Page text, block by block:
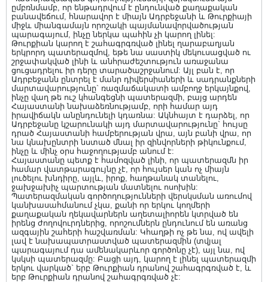
ըմբռնմամբ, որ ենթադրվում է ընդունված քաղաքական
բանավեճում, հնարավոր է միայն Ադրբեջանի և Թուրքիայի
միջև միանգամայն որոշակի պայմանավորվածության
պարագայում, ինչը ներկա պահին չի կարող լինել:
Թուրքիան կարող է շահագրգռված լինել ղարաբաղյան
երկրորդ պատերազմով, եթե նա սաստիկ մեկուսացված ու
շրջափակված լինի և անհրաժեշտություն առաջանա
ցուցադրելու իր դերը տարածաշրջանում: Այլ բան է, որ
Ադրբեջանն ընտրել է մանր դիվերսիաների և սադրանքների
մարտավարությունը` ռազմաճակատի ամբողջ երկայնքով,
ինչը վաղ թե ուշ կհանգեցնի պատերազմի, բայց արդեն
Հայաստանի նախաձեռնությամբ, որի համար այդ
իրավիճակն անընդունելի կդառնա: Ակնհայտ է դարձել, որ
Ադրբեջանը կշարունակի այդ մարտավարությունը` հույսը
դրած Հայաստանի համբերության վրա, այն բանի վրա, որ
նա կնախընտրի նստած մնալ իր զինվորների թիկունքում,
ինչը և մինչ օրս հաջողությամբ անում է:
Հայաստանը պետք է համոզված լինի, որ պատերազմն իր
համար վատթարագույնը չէ, որ հույսեր կան ոչ միայն
լուծելու խնդիրը, այլև, իրոք, հաղթանակ տանելու,
ջախջախիչ պարտության մատնելու ոսոխին:
Պատերազմական գործողությունների վերսկսման առումով
կանխասահմանում չկա, քանի որ երկու կողմերի
քաղաքական ղեկավարներն աղետալիորեն կտրված են
իրենց ժողովուրդներից, որոշումներն ընդունում են առանց
ազգային շահերի հաշվառման: Կհաղթի ոչ թե նա, ով ավելի
լավ է նախապատրաստված պատերազմին (տվյալ
պարագայում դա ամենակարևոր գործոնը չէ), այլ նա, ով
կսկսի պատերազմը: Բացի այդ, կարող է լինել պատերազմի
երկու վարկած` երբ Թուրքիան դրանով շահագրգռված է, և
երբ Թուրքիան դրանով շահագրգռված չէ: